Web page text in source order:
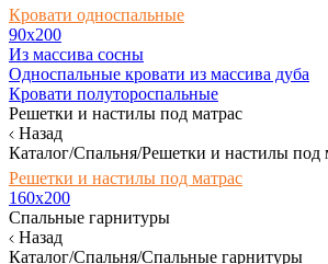
Кровати односпальные
90х200
Из массива сосны
Односпальные кровати из массива дуба
Кровати полутороспальные
Решетки и настилы под матрас
Назад
Каталог/Спальня/Решетки и настилы под
Решетки и настилы под матрас
160х200
Спальные гарнитуры
Назад
Каталог/Спальня/Спальные гарнитуры